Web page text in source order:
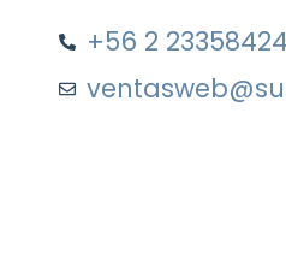
+56 2 23358424